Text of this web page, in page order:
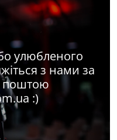
улюбленого
з нами за
поштою
:)